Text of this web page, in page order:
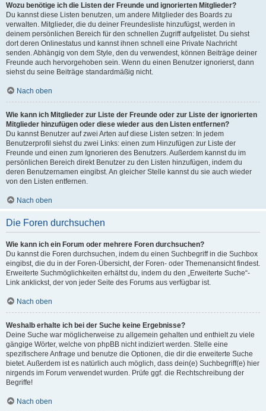
Wozu benötige ich die Listen der Freunde und ignorierten Mitglieder?
Du kannst diese Listen benutzen, um andere Mitglieder des Boards zu
verwalten. Mitglieder, die du deiner Freundesliste hinzufügst, werden in
deinem persönlichen Bereich für den schnellen Zugriff aufgelistet. Du siehst
dort deren Onlinestatus und kannst ihnen schnell eine Private Nachricht
senden. Abhängig von dem Style, den du verwendest, können Beiträge deiner
Freunde auch hervorgehoben sein. Wenn du einen Benutzer ignorierst, dann
siehst du seine Beiträge standardmäßig nicht.
Nach oben
Wie kann ich Mitglieder zur Liste der Freunde oder zur Liste der ignorierten
Mitglieder hinzufügen oder diese wieder aus den Listen entfernen?
Du kannst Benutzer auf zwei Arten auf diese Listen setzen: In jedem
Benutzerprofil siehst du zwei Links: einen zum Hinzufügen zur Liste der
Freunde und einen zum Ignorieren des Benutzers. Außerdem kannst du im
persönlichen Bereich direkt Benutzer zu den Listen hinzufügen, indem du
deren Benutzernamen eingibst. An gleicher Stelle kannst du sie auch wieder
von den Listen entfernen.
Nach oben
Die Foren durchsuchen
Wie kann ich ein Forum oder mehrere Foren durchsuchen?
Du kannst die Foren durchsuchen, indem du einen Suchbegriff in die Suchbox
eingibst, die du in der Foren-Übersicht, der Foren- oder Themenansicht findest.
Erweiterte Suchmöglichkeiten erhältst du, indem du den „Erweiterte Suche“-
Link anklickst, der von jeder Seite des Forums aus verfügbar ist.
Nach oben
Weshalb erhalte ich bei der Suche keine Ergebnisse?
Deine Suche war möglicherweise zu allgemein gehalten und enthielt zu viele
gängige Wörter, welche von phpBB nicht indiziert werden. Stelle eine
spezifischere Anfrage und benutze die Optionen, die dir die erweiterte Suche
bietet. Außerdem ist es natürlich auch möglich, dass dein(e) Suchbegriff(e) hier
nirgends im Forum verwendet wurden. Prüfe ggf. die Rechtschreibung der
Begriffe!
Nach oben